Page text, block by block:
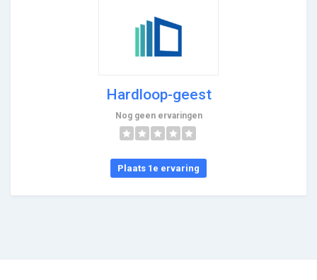
Hardloop-geest
Nog geen ervaringen
Plaats 1e ervaring